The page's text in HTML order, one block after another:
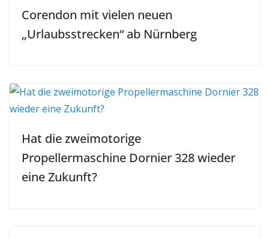
Corendon mit vielen neuen
„Urlaubsstrecken“ ab Nürnberg
Hat die zweimotorige
Propellermaschine Dornier 328 wieder
eine Zukunft?